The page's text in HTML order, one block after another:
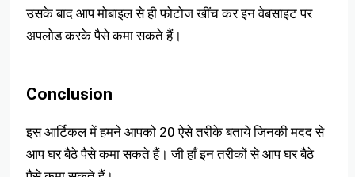
उसके बाद आप मोबाइल से ही फोटोज खींच कर इन वेबसाइट पर
अपलोड करके पैसे कमा सकते हैं।
Conclusion
इस आर्टिकल में हमने आपको 20 ऐसे तरीके बताये जिनकी मदद से
आप घर बैठे पैसे कमा सकते हैं। जी हाँ इन तरीकों से आप घर बैठे